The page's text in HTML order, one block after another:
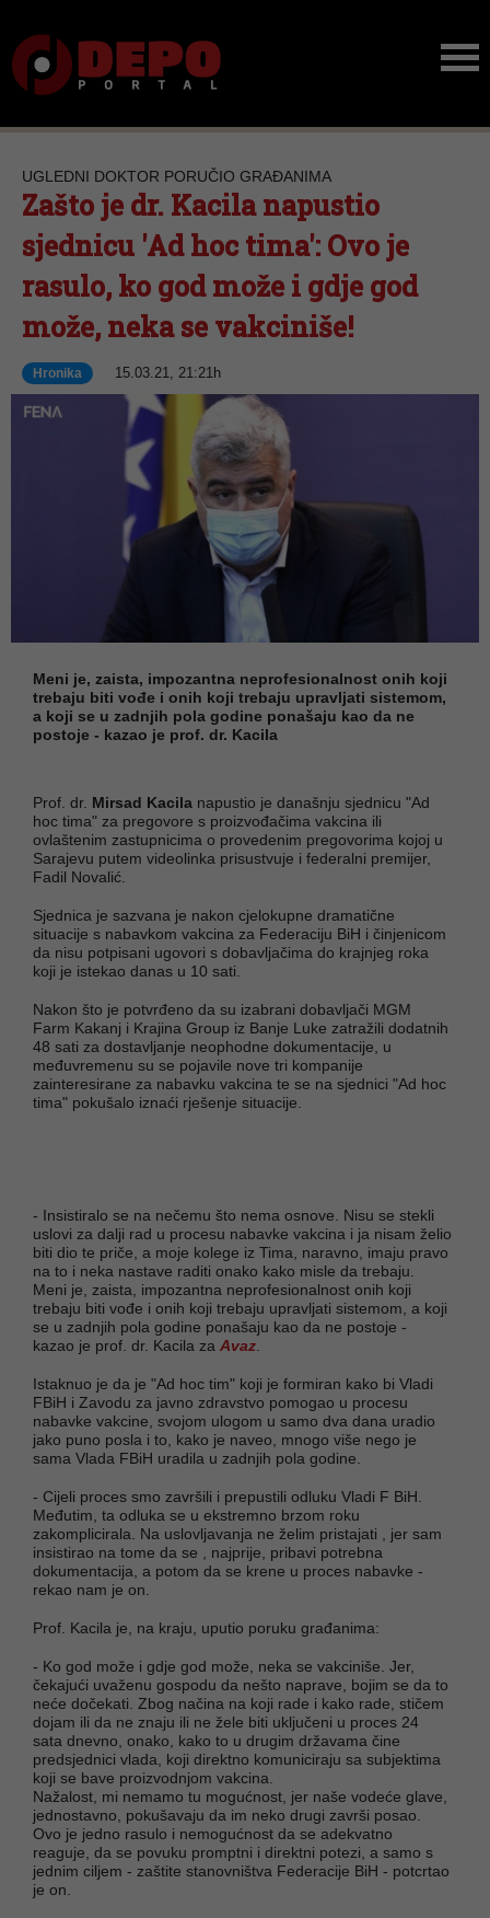
UGLEDNI DOKTOR PORUČIO GRAĐANIMA
Zašto je dr. Kacila napustio
sjednicu 'Ad hoc tima': Ovo je
rasulo, ko god može i gdje god
može, neka se vakciniše!
Hronika 15.03.21, 21:21h
Meni je, zaista, impozantna neprofesionalnost onih koji
trebaju biti vođe i onih koji trebaju upravljati sistemom,
a koji se u zadnjih pola godine ponašaju kao da ne
postoje - kazao je prof. dr. Kacila
Prof. dr. Mirsad Kacila napustio je današnju sjednicu "Ad
hoc tima" za pregovore s proizvođačima vakcina ili
ovlaštenim zastupnicima o provedenim pregovorima kojoj u
Sarajevu putem videolinka prisustvuje i federalni premijer,
Fadil Novalić.
Sjednica je sazvana je nakon cjelokupne dramatične
situacije s nabavkom vakcina za Federaciju BiH i činjenicom
da nisu potpisani ugovori s dobavljačima do krajnjeg roka
koji je istekao danas u 10 sati.
Nakon što je potvrđeno da su izabrani dobavljači MGM
Farm Kakanj i Krajina Group iz Banje Luke zatražili dodatnih
48 sati za dostavljanje neophodne dokumentacije, u
međuvremenu su se pojavile nove tri kompanije
zainteresirane za nabavku vakcina te se na sjednici "Ad hoc
tima" pokušalo iznaći rješenje situacije.
- Insistiralo se na nečemu što nema osnove. Nisu se stekli
uslovi za dalji rad u procesu nabavke vakcina i ja nisam želio
biti dio te priče, a moje kolege iz Tima, naravno, imaju pravo
na to i neka nastave raditi onako kako misle da trebaju.
Meni je, zaista, impozantna neprofesionalnost onih koji
trebaju biti vođe i onih koji trebaju upravljati sistemom, a koji
se u zadnjih pola godine ponašaju kao da ne postoje -
kazao je prof. dr. Kacila za Avaz
Istaknuo je da je "Ad hoc tim" koji je formiran kako bi Vladi
FBiH i Zavodu za javno zdravstvo pomogao u procesu
nabavke vakcine, svojom ulogom u samo dva dana uradio
jako puno posla i to, kako je naveo, mnogo više nego je
sama Vlada FBiH uradila u zadnjih pola godine.
- Cijeli proces smo završili i prepustili odluku Vladi F BiH.
Međutim, ta odluka se u ekstremno brzom roku
zakomplicirala. Na uslovljavanja ne želim pristajati , jer sam
insistirao na tome da se , najprije, pribavi potrebna
dokumentacija, a potom da se krene u proces nabavke -
rekao nam je on.
Prof. Kacila je, na kraju, uputio poruku građanima:
- Ko god može i gdje god može, neka se vakciniše. Jer,
čekajući uvaženu gospodu da nešto naprave, bojim se da to
neće dočekati. Zbog načina na koji rade i kako rade, stičem
dojam ili da ne znaju ili ne žele biti uključeni u proces 24
sata dnevno, onako, kako to u drugim državama čine
predsjednici vlada, koji direktno komuniciraju sa subjektima
koji se bave proizvodnjom vakcina.
Nažalost, mi nemamo tu mogućnost, jer naše vodeće glave,
jednostavno, pokušavaju da im neko drugi završi posao.
Ovo je jedno rasulo i nemogućnost da se adekvatno
reaguje, da se povuku promptni i direktni potezi, a samo s
jednim ciljem - zaštite stanovništva Federacije BiH - potcrtao
je on.